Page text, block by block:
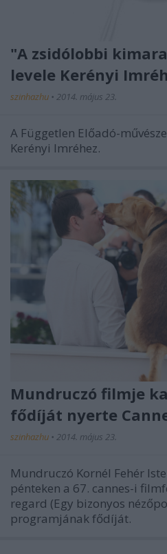
"A zsidólobbi
levele Kerényi
szinhazhu • 2014. május 23.
A Független Előadó-
Kerényi Imréhez.
Mundruczó filmje
fődíját nyerte
szinhazhu • 2014. május 23.
Mundruczó Kornél Fehér
pénteken a 67. cannes-i
regard (Egy bizonyos
programjának fődíját.